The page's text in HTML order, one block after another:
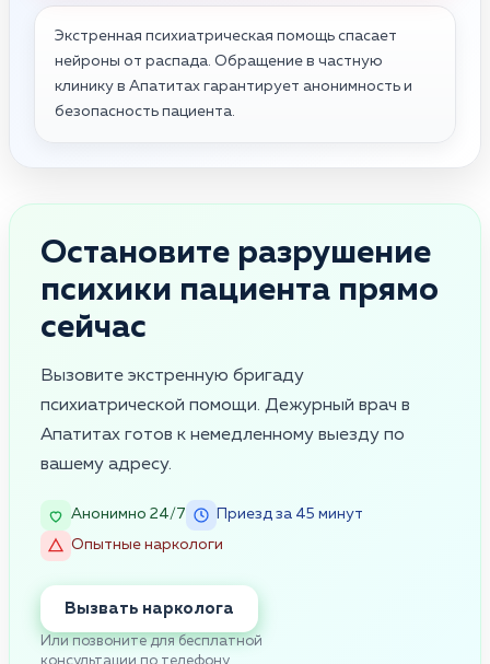
Экстренная психиатрическая помощь спасает
нейроны от распада. Обращение в частную
клинику в Апатитах гарантирует анонимность и
безопасность пациента.
Остановите разрушение
психики пациента прямо
сейчас
Вызовите экстренную бригаду
психиатрической помощи. Дежурный врач в
Апатитах готов к немедленному выезду по
вашему адресу.
Анонимно 24/7
Приезд за 45 минут
Опытные наркологи
Вызвать нарколога
Или позвоните для бесплатной
консультации по телефону